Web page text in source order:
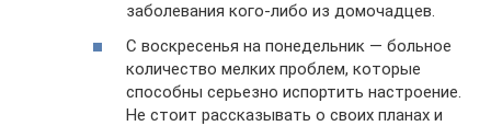
заболевания кого-либо из домочадцев.
С воскресенья на понедельник — больное
количество мелких проблем, которые
способны серьезно испортить настроение.
Не стоит рассказывать о своих планах и